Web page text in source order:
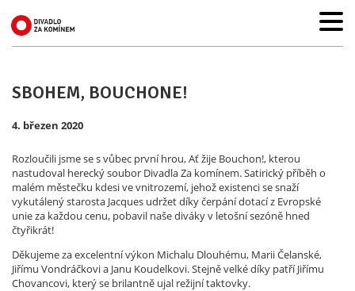
SBOHEM, BOUCHONE!
4. březen 2020
Rozloučili jsme se s vůbec první hrou, Ať žije Bouchon!, kterou
nastudoval herecký soubor Divadla Za komínem. Satirický příběh o
malém městečku kdesi ve vnitrozemí, jehož existenci se snaží
vykutálený starosta Jacques udržet díky čerpání dotací z Evropské
unie za každou cenu, pobavil naše diváky v letošní sezóně hned
čtyřikrát!
Děkujeme za excelentní výkon Michalu Dlouhému, Marii Čelanské,
Jiřímu Vondráčkovi a Janu Koudelkovi. Stejně velké díky patří Jiřímu
Chovancovi, který se brilantně ujal režijní taktovky.